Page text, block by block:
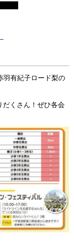
羽有紀子ロード梨の
だくさん！ぜひ各会